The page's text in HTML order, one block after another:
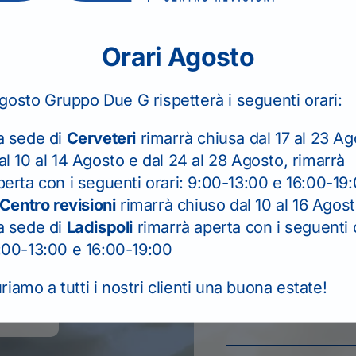
Il seguente form
PER I RINNOVI
Orari Agosto
Gruppo Due G rispetterà i seguenti orari:
sede di Cerveteri rimarrà chiusa dal 17 al 23
10 al 14 Agosto e dal 24 al 28 Agosto, rimarrà
con i seguenti orari: 9:00-13:00 e 16:00-
Centro revisionirimarrà chiuso dal 10 al 16
sede di Ladispoli rimarrà aperta con i seguenti
13:00 e 16:00-19:00
a tutti i nostri clienti una buona estate!